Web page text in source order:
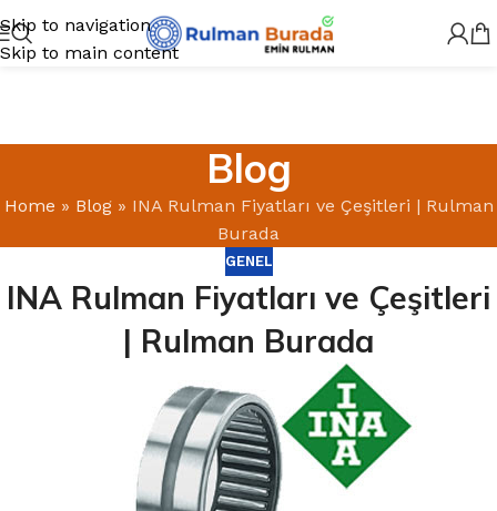
Skip to navigation
Skip to main content
Blog
Home » Blog» INA Rulman Fiyatları ve Çeşitleri | Rulman
Burada
GENEL
INA Rulman Fiyatları ve Çeşitleri
| Rulman Burada